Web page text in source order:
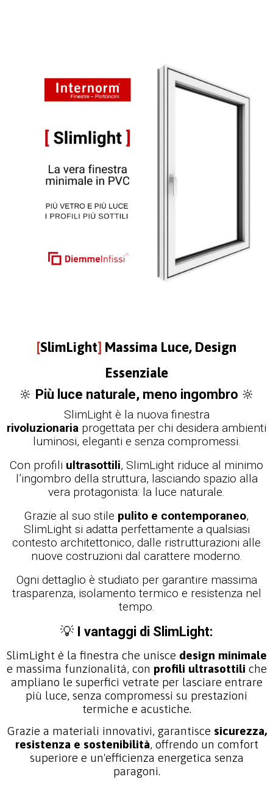
[SlimLight] Massima Luce, Design
Essenziale
🔆 Più luce naturale, meno ingombro 🔆
SlimLight è la nuova finestra
rivoluzionaria progettata per chi desidera ambienti
luminosi, eleganti e senza compromessi.
Con profili ultrasottili, SlimLight riduce al minimo
l’ingombro della struttura, lasciando spazio alla
vera protagonista: la luce naturale.
Grazie al suo stile pulito e contemporaneo,
SlimLight si adatta perfettamente a qualsiasi
contesto architettonico, dalle ristrutturazioni alle
nuove costruzioni dal carattere moderno.
Ogni dettaglio è studiato per garantire massima
trasparenza, isolamento termico e resistenza nel
tempo.
💡 I vantaggi di SlimLight:
SlimLight è la finestra che unisce design minimale
e massima funzionalità, con profili ultrasottili che
ampliano le superfici vetrate per lasciare entrare
più luce, senza compromessi su prestazioni
termiche e acustiche.
Grazie a materiali innovativi, garantisce sicurezza,
resistenza e sostenibilità, offrendo un comfort
superiore e un'efficienza energetica senza
paragoni.